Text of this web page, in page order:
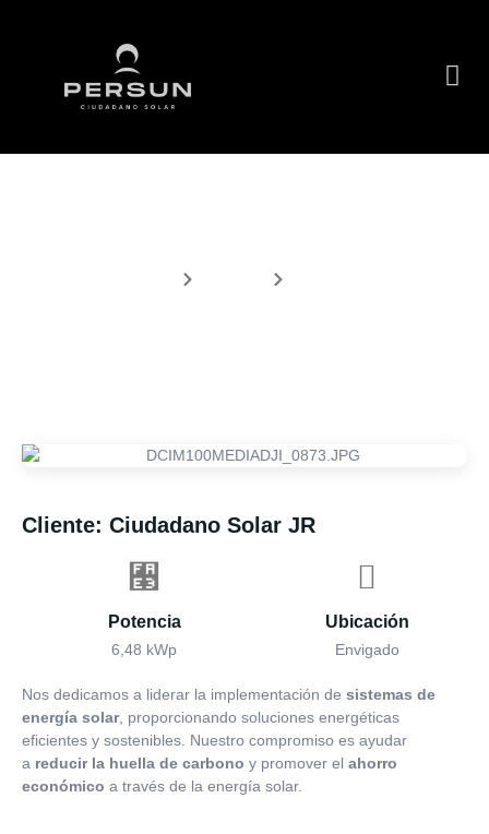
Cliente: Ciudadano Solar JR
Potencia
6,48 kWp
Ubicación
Envigado
Nos dedicamos a liderar la implementación de sistemas de
energía solar, proporcionando soluciones energéticas
eficientes y sostenibles. Nuestro compromiso es ayudar
a reducir la huella de carbono y promover el ahorro
económico a través de la energía solar.